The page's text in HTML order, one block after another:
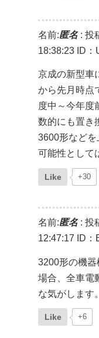
名前:匿名: 投
18:38:23 ID
京成の新型車
から先月時点
度中～今年度
数的にも置き
3600形などを
可能性として
Like +30
名前:匿名: 投
12:47:17
ID
3200形の機
場合、全車電
な気がします。
Like +6